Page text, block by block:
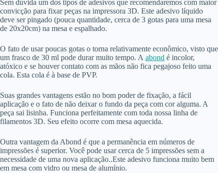
Sem dúvida um dos tipos de adesivos que recomendaremos com maior
convicção para fixar peças na impressora 3D. Este adesivo líquido
deve ser pingado (pouca quantidade, cerca de 3 gotas para uma mesa
de 20x20cm) na mesa e espalhado.
O fato de usar poucas gotas o torna relativamente econômico, visto que
um frasco de 30 ml pode durar muito tempo. A abond é incolor,
atóxico e se houver contato com as mãos não fica pegajoso feito uma
cola. Esta cola é à base de PVP.
Suas grandes vantagens estão no bom poder de fixação, a fácil
aplicação e o fato de não deixar o fundo da peça com cor alguma. A
peça sai lisinha. Funciona perfeitamente com toda nossa linha de
filamentos 3D. Seu efeito ocorre com mesa aquecida.
Outra vantagem da Abond é que a permanência em números de
impressões é superior. Você pode usar cerca de 5 impressões sem a
necessidade de uma nova aplicação..Este adesivo funciona muito bem
em mesa com vidro ou mesa de alumínio.